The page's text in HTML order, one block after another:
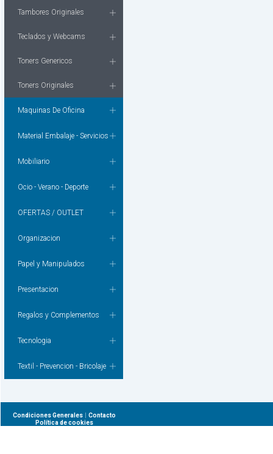
Tambores Originales
Teclados y Webcams
Toners Genericos
Toners Originales
Maquinas De Oficina
Material Embalaje - Servicios
Mobiliario
Ocio - Verano - Deporte
OFERTAS / OUTLET
Organizacion
Papel y Manipulados
Presentacion
Regalos y Complementos
Tecnologia
Textil - Prevencion - Bricolaje
Condiciones Generales | Contacto
Política de cookies